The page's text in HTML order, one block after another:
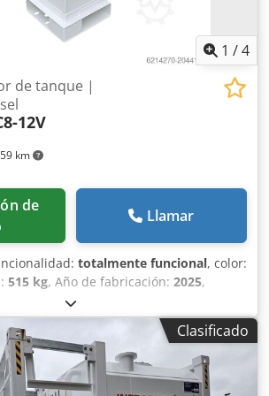
1 /4
km
de tanque |
12V
Llamar
totalmente funcional, color:
515 kg, Año de fabricación: 2025,
vehículo:
12V IBC - Dimensiones LxAnxAl (mm):
- Capacidad: 800 litros - Peso: 515 kg -
con caudalímetro digital - 4 metros de
automática Dedpfjxt Izyjx Abheck -
Clasificado